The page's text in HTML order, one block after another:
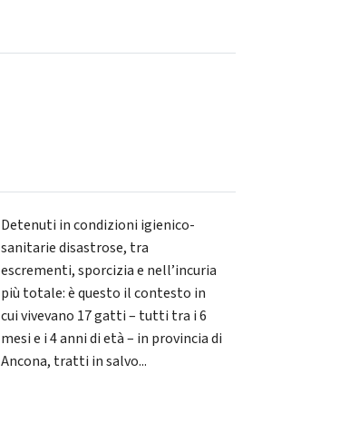
Detenuti in condizioni igienico-
sanitarie disastrose, tra
escrementi, sporcizia e nell’incuria
più totale: è questo il contesto in
cui vivevano 17 gatti – tutti tra i 6
mesi e i 4 anni di età – in provincia di
Ancona, tratti in salvo...